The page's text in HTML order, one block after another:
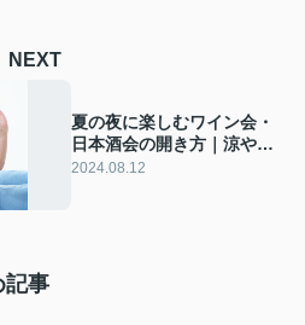
NEXT
夏の夜に楽しむワイン会・
日本酒会の開き方｜涼やか
に、大人の味を囲んで
2024.08.12
記事